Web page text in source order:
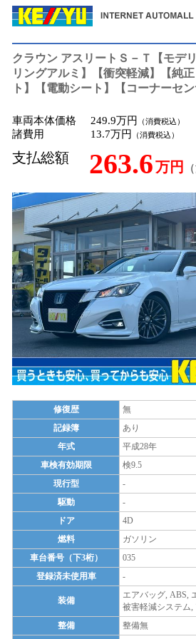
クラウン アスリートＳ－Ｔ【モデ
リングアルミ】【衝突軽減】【純
ト】【電動シート】【コーナーセ
車両本体価格 249.9万円 （消費税込）
諸費用 13.7万円 （消費税込）
支払総額 263.6万円
修復歴 無
記録簿
あり
年式
平成28年
車検有効期限
検9.5
現行型
-
駆動
-
ドア
4D
燃料
ガソリン
車台番号（下3桁）
035
登録済未使用車
-
装備
エアバッグ, ABS,
被害軽減システム
整備
整備無